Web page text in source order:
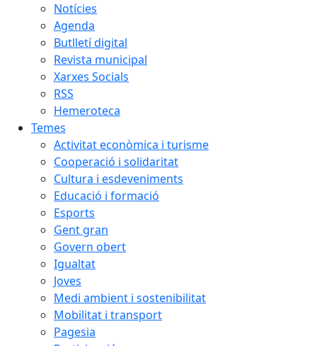
Notícies
Agenda
Butlletí digital
Revista municipal
Xarxes Socials
RSS
Hemeroteca
Temes
Activitat econòmica i turisme
Cooperació i solidaritat
Cultura i esdeveniments
Educació i formació
Esports
Gent gran
Govern obert
Igualtat
Joves
Medi ambient i sostenibilitat
Mobilitat i transport
Pagesia